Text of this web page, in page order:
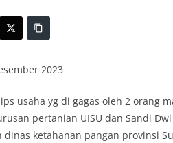
2023
usaha yg di gagas oleh 2 orang
pertanian UISU dan Sandi
dinas ketahanan pangan provinsi